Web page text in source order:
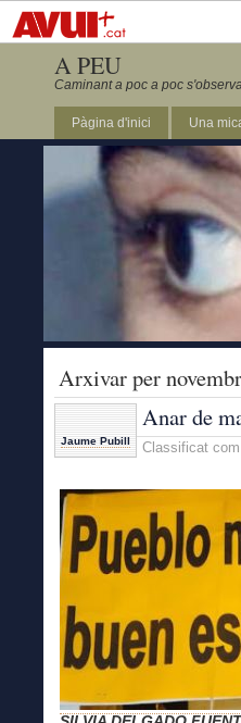
A PEU
Caminant a poc a poc
Pàgina d'inici Una
Arxivar per
Jaume Pubill
Anar de
Classificat